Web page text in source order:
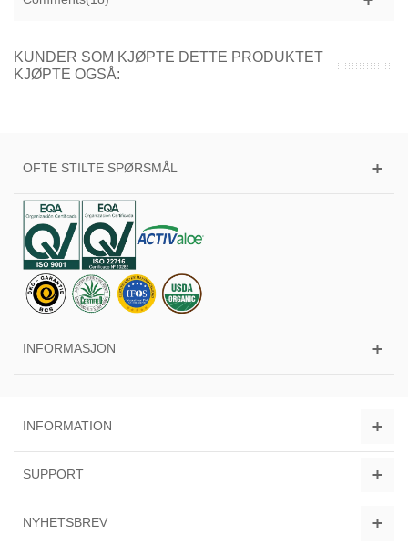
KUNDER SOM KJØPTE DETTE PRODUKTET
KJØPTE OGSÅ:
OFTE STILTE SPØRSMÅL
INFORMASJON
INFORMATION
SUPPORT
NYHETSBREV